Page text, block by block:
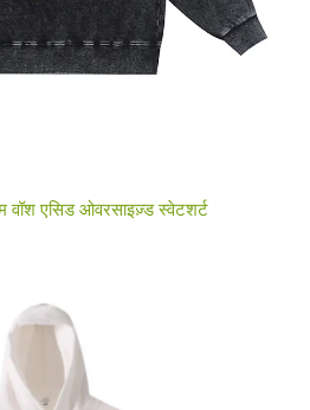
वॉश एसिड ओवरसाइज़्ड स्वेटशर्ट